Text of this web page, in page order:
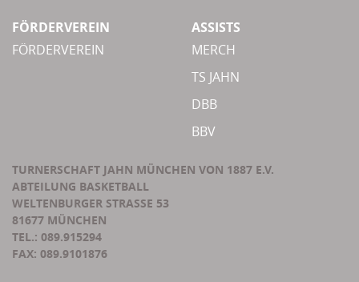
FÖRDERVEREIN
FÖRDERVEREIN
ASSISTS
MERCH
TS JAHN
DBB
BBV
TURNERSCHAFT JAHN MÜNCHEN VON 1887 E.V.
ABTEILUNG BASKETBALL
WELTENBURGER STRASSE 53
81677 MÜNCHEN
TEL.: 089.915294
FAX: 089.9101876